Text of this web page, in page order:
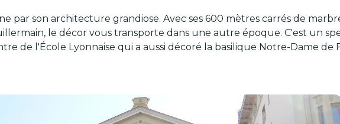
par son architecture grandiose. Avec ses 600 mètres carrés de
le décor vous transporte dans une autre époque. C'est un
de l'École Lyonnaise qui a aussi décoré la basilique Notre-Dame de